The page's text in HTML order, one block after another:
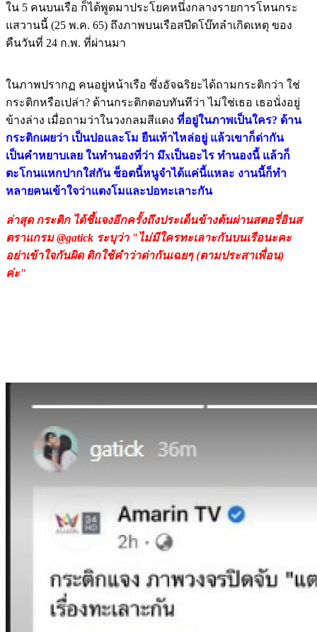
ใน 5 คนบนเรือ ก็ได้พูดมาประโยคหนึ่งกลางรายการโหนกระ
แสวานนี้ (25 พ.ค. 65) ถึงภาพบนเรือสปีดโบ๊ทลำเกิดเหตุ ของ
คืนวันที่ 24 ก.พ. ที่ผ่านมา
ในภาพปรากฏ คนอยู่หน้าเรือ ซึ่งอัจฉริยะได้ถามกระติกว่า ใช่
กระติกหรือเปล่า? ด้านกระติกตอบทันทีว่า ไม่ใช่เธอ เธอนั่งอยู่
ข้างล่าง เมื่อถามว่าในวงกลมสีแดง ที่อยู่ในภาพเป็นใคร? ด้าน
กระติกเผยว่า เป็นปอและโม ยืนเท้าไหล่อยู่ แล้วเขาก็ด่ากัน
เป็นคำหยาบเลย ในทำนองที่ว่า มึxเป็นอะไร ทำนองนี้ แล้วก็
ตะโกนแหกปากใส่กัน ช็อตนี้หนูจำได้แค่นี้แหละ งานนี้ก็ทำ
หลายคนเข้าใจว่าแตงโมและปอทะเลาะกัน
ล่าสุด กระติก ได้ชี้แจงอีกครั้งถึงประเด็นข้างต้นผ่านสตอรี่อินส
ตราแกรม @gatick ระบุว่า "ไม่มีใครทะเลาะกันบนเรือนะคะ
อย่าเข้าใจกันผิด ติกใช้คำว่าด่ากันเฉยๆ (ตามประสาเพื่อน)
ค่ะ"